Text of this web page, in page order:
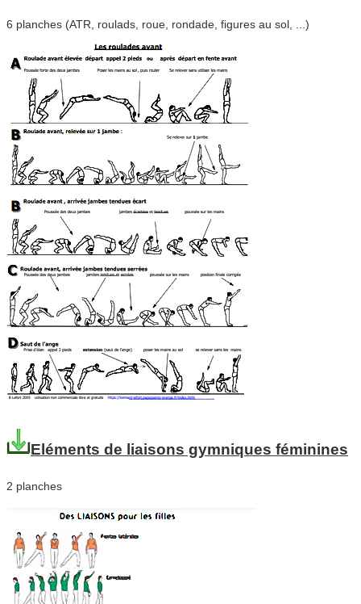
6 planches (ATR, roulads, roue, rondade, figures au sol, ...)
Eléments de liaisons gymniques féminines
2 planches